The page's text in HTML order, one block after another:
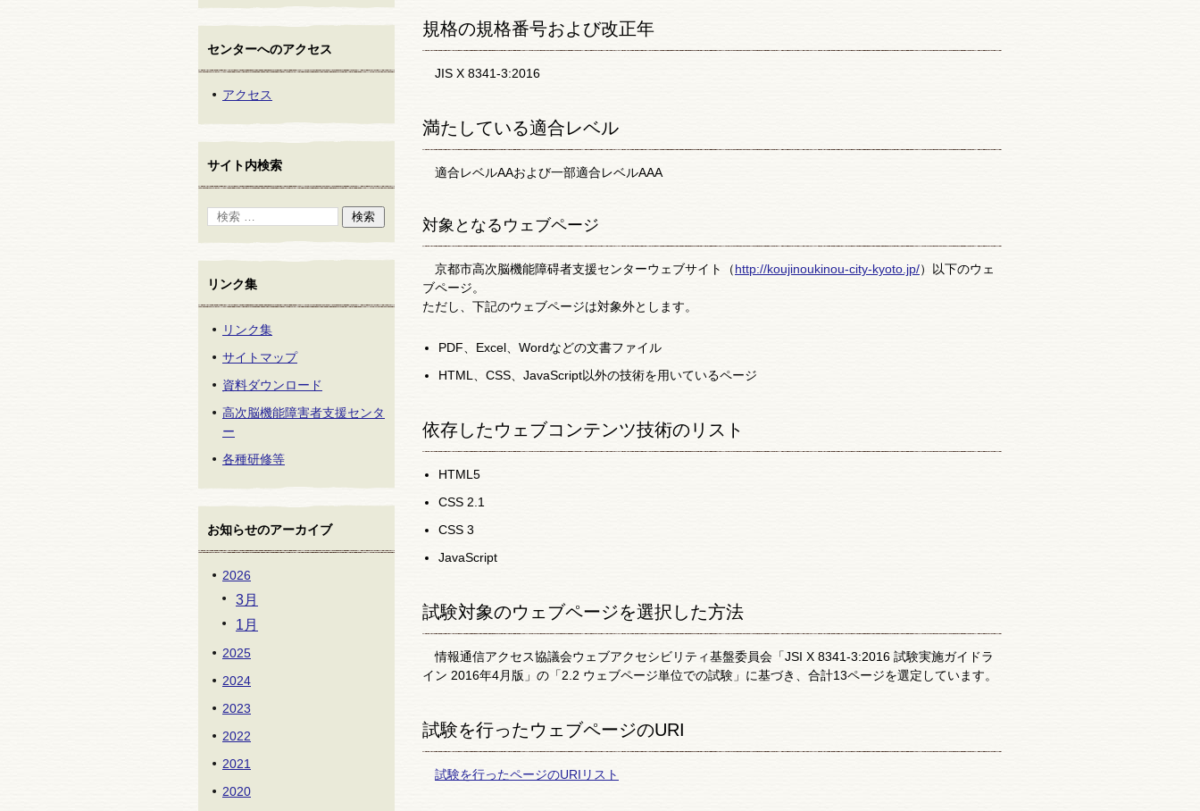
規格の規格番号および改正年
JIS X 8341-3:2016
満たしている適合レベル
適合レベルAAおよび一部適合レベルAAA
対象となるウェブページ
京都市高次脳機能障碍者支援センターウェブサイト（http://koujinoukinou-city-kyoto.jp/）以下のウェ
ブページ。
ただし、下記のウェブページは対象外とします。
PDF、Excel、Wordなどの文書ファイル
HTML、CSS、JavaScript以外の技術を用いているページ
依存したウェブコンテンツ技術のリスト
HTML5
CSS 2.1
CSS 3
JavaScript
試験対象のウェブページを選択した方法
情報通信アクセス協議会ウェブアクセシビリティ基盤委員会「JSI X 8341-3:2016 試験実施ガイドラ
イン 2016年4月版」の「2.2 ウェブページ単位での試験」に基づき、合計13ページを選定しています。
試験を行ったウェブページのURI
試験を行ったページのURIリスト
センターへのアクセス
アクセス
サイト内検索
リンク集
リンク集
サイトマップ
資料ダウンロード
高次脳機能障害者支援センタ
ー
各種研修等
お知らせのアーカイブ
2026
3月
1月
2025
2024
2023
2022
2021
2020